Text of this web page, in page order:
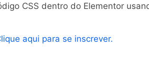
CSS dentro do Elementor
aqui para se inscrever.